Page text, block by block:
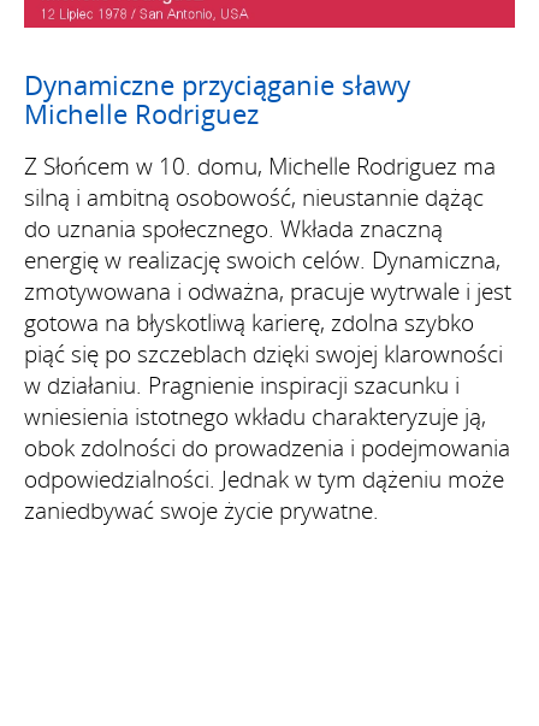
Dynamiczne przyciąganie sławy
Michelle Rodriguez
Z Słońcem w 10. domu, Michelle Rodriguez ma
silną i ambitną osobowość, nieustannie dążąc
do uznania społecznego. Wkłada znaczną
energię w realizację swoich celów. Dynamiczna,
zmotywowana i odważna, pracuje wytrwale i jest
gotowa na błyskotliwą karierę, zdolna szybko
piąć się po szczeblach dzięki swojej klarowności
w działaniu. Pragnienie inspiracji szacunku i
wniesienia istotnego wkładu charakteryzuje ją,
obok zdolności do prowadzenia i podejmowania
odpowiedzialności. Jednak w tym dążeniu może
zaniedbywać swoje życie prywatne.